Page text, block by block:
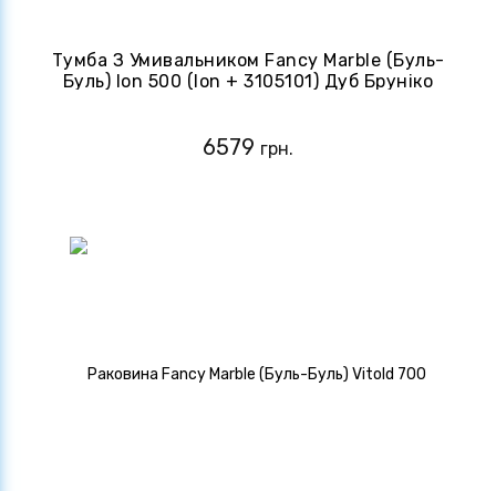
Тумба З Умивальником Fancy Marble (Буль-
Буль) Ion 500 (Ion + 3105101) Дуб Бруніко
6579 грн.